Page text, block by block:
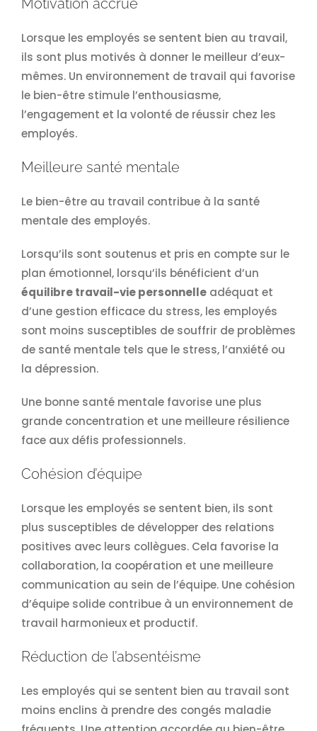
Motivation accrue
Lorsque les employés se sentent bien au travail,
ils sont plus motivés à donner le meilleur d’eux-
mêmes. Un environnement de travail qui favorise
le bien-être stimule l’enthousiasme,
l’engagement et la volonté de réussir chez les
employés.
Meilleure santé mentale
Le bien-être au travail contribue à la santé
mentale des employés.
Lorsqu’ils sont soutenus et pris en compte sur le
plan émotionnel, lorsqu’ils bénéficient d’un
équilibre travail-vie personnelleadéquat et
d’une gestion efficace du stress, les employés
sont moins susceptibles de souffrir de problèmes
de santé mentale tels que le stress, l’anxiété ou
la dépression.
Une bonne santé mentale favorise une plus
grande concentration et une meilleure résilience
face aux défis professionnels.
Cohésion d’équipe
Lorsque les employés se sentent bien, ils sont
plus susceptibles de développer des relations
positives avec leurs collègues. Cela favorise la
collaboration, la coopération et une meilleure
communication au sein de l’équipe. Une cohésion
d’équipe solide contribue à un environnement de
travail harmonieux et productif.
Réduction de l’absentéisme
Les employés qui se sentent bien au travail sont
moins enclins à prendre des congés maladie